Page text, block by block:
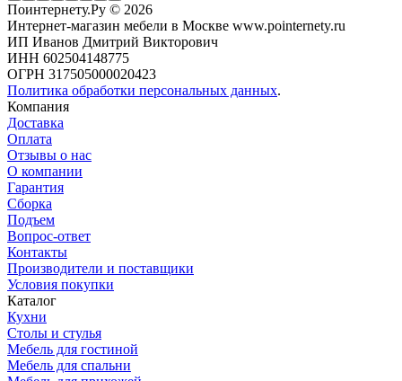
Поинтернету.Ру © 2026
Интернет-магазин мебели в Москве www.pointernety.ru
ИП Иванов Дмитрий Викторович
ИНН 602504148775
ОГРН 317505000020423
Политика обработки персональных данных.
Компания
Доставка
Оплата
Отзывы о нас
О компании
Гарантия
Сборка
Подъем
Вопрос-ответ
Контакты
Производители и поставщики
Условия покупки
Каталог
Кухни
Столы и стулья
Мебель для гостиной
Мебель для спальни